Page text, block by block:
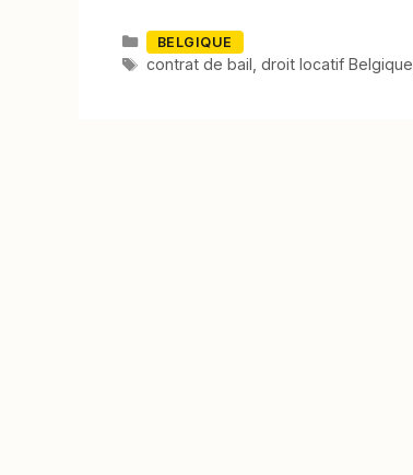
Catégories
BELGIQUE
Mots-
contrat de bail droit locatif Belgique